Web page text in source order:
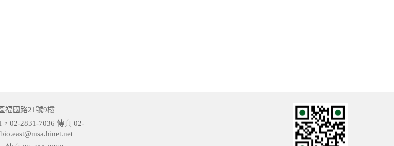
福國路21號9樓
02-2831-7036 傳真 02-